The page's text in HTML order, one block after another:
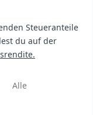
Steueranteile
du auf der
Alle